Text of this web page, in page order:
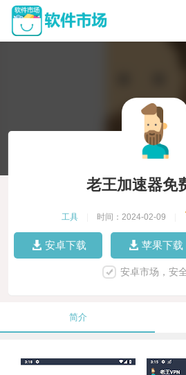
老王加速器免
工具 时间：2024-02-09
安卓下载 苹果下载
安卓市场，安
简介